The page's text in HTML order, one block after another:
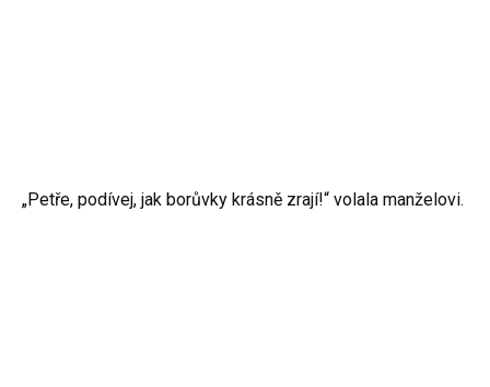
„Petře, podívej, jak borůvky krásně zrají!“ volala manželovi.